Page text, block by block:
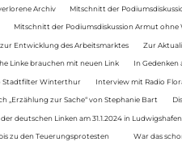
Archiv Mitschnitt der
Mitschnitt der Podiumsdiskussion Armut ohne
zur Entwicklung des Arbeitsmarktes Zur
Linke brauchen mit neuen Link In Gedenken
Stadtfilter Winterthur Interview mit Radio
„Erzählung zur Sache“ von Stephanie Bart
deutschen Linken am 31.1.2024 in Ludwigshafen
zu den Teuerungsprotesten War das